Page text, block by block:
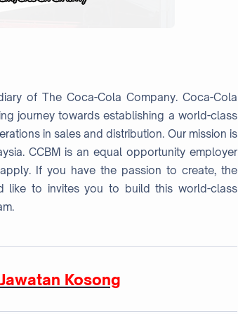
of The Coca-Cola Company. Coca-Cola
journey towards establishing a world-class
in sales and distribution. Our mission is
CCBM is an equal opportunity employer
If you have the passion to create, the
like to invites you to build this world-class
Kosong